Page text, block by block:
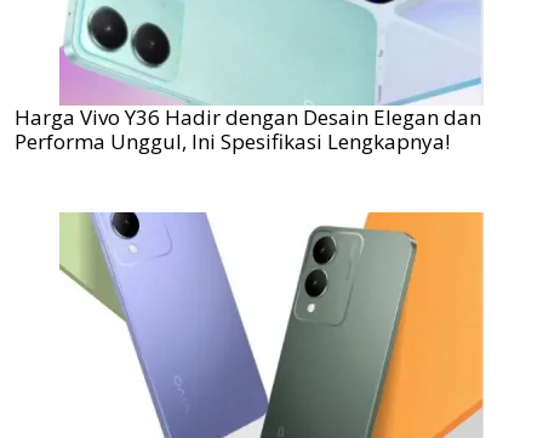
Harga Vivo Y36 Hadir dengan Desain Elegan dan
Performa Unggul, Ini Spesifikasi Lengkapnya!